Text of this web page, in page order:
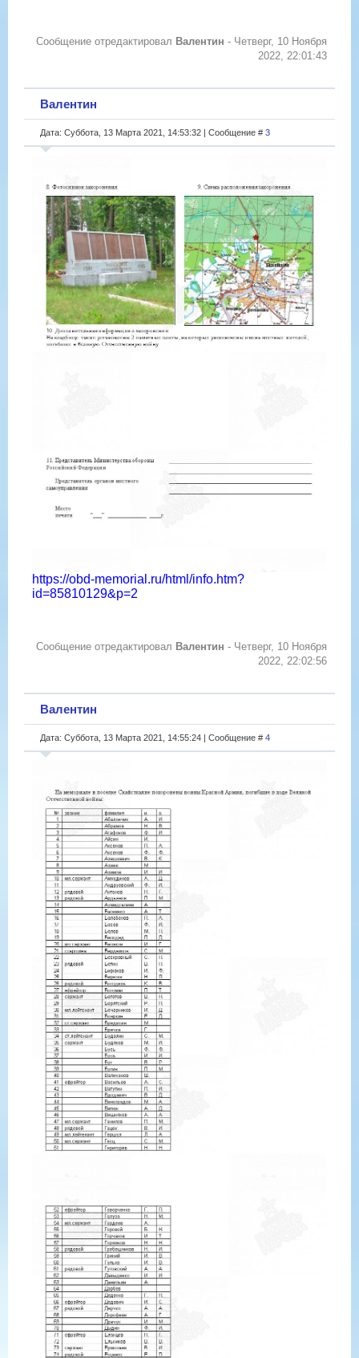
Сообщение отредактировал Валентин - Четверг, 10 Ноября
2022, 22:01:43
Валентин
Дата: Суббота, 13 Марта 2021, 14:53:32 | Сообщение # 3
https://obd-memorial.ru/html/info.htm?
id=85810129&p=2
Сообщение отредактировал Валентин - Четверг, 10 Ноября
2022, 22:02:56
Валентин
Дата: Суббота, 13 Марта 2021, 14:55:24 | Сообщение # 4